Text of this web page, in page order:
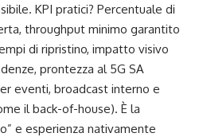
KPI pratici? Percentuale di
throughput minimo garantito
di ripristino, impatto visivo
prontezza al 5G SA
eventi, broadcast interno e
il back-of-house). È la
e esperienza nativamente